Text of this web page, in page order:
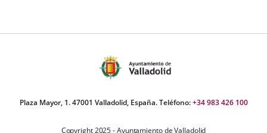
Plaza Mayor, 1. 47001 Valladolid, España. Teléfono:+34 983 426 100
Copyright 2025 - Ayuntamiento de Valladolid